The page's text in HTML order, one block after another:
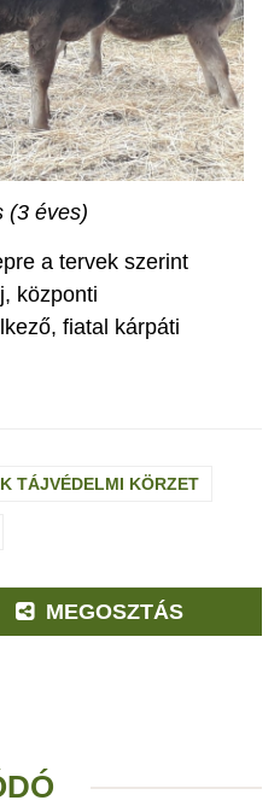
(3 éves)
a tervek szerint
központi
fiatal kárpáti
TÁJVÉDELMI KÖRZET
MEGOSZTÁS